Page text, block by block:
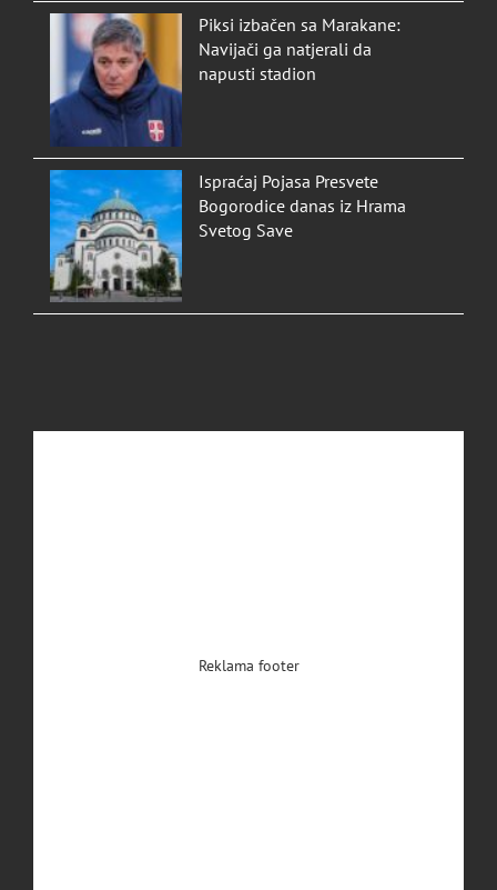
Piksi izbačen sa Marakane:
Navijači ga natjerali da
napusti stadion
Ispraćaj Pojasa Presvete
Bogorodice danas iz Hrama
Svetog Save
Reklama footer